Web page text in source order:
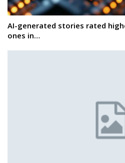
AI-generated stories rated
ones in…